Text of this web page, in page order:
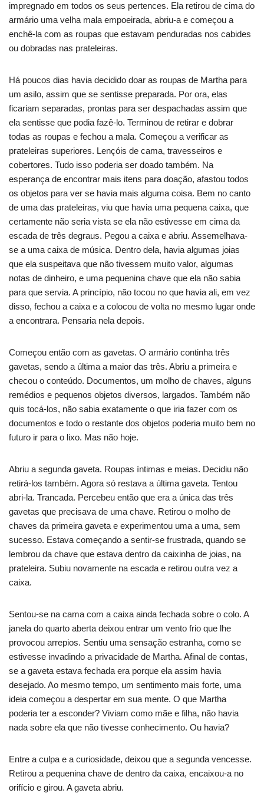
impregnado em todos os seus pertences. Ela retirou de cima do
armário uma velha mala empoeirada, abriu-a e começou a
enchê-la com as roupas que estavam penduradas nos cabides
ou dobradas nas prateleiras.
Há poucos dias havia decidido doar as roupas de Martha para
um asilo, assim que se sentisse preparada. Por ora, elas
ficariam separadas, prontas para ser despachadas assim que
ela sentisse que podia fazê-lo. Terminou de retirar e dobrar
todas as roupas e fechou a mala. Começou a verificar as
prateleiras superiores. Lençóis de cama, travesseiros e
cobertores. Tudo isso poderia ser doado também. Na
esperança de encontrar mais itens para doação, afastou todos
os objetos para ver se havia mais alguma coisa. Bem no canto
de uma das prateleiras, viu que havia uma pequena caixa, que
certamente não seria vista se ela não estivesse em cima da
escada de três degraus. Pegou a caixa e abriu. Assemelhava-
se a uma caixa de música. Dentro dela, havia algumas joias
que ela suspeitava que não tivessem muito valor, algumas
notas de dinheiro, e uma pequenina chave que ela não sabia
para que servia. A princípio, não tocou no que havia ali, em vez
disso, fechou a caixa e a colocou de volta no mesmo lugar onde
a encontrara. Pensaria nela depois.
Começou então com as gavetas. O armário continha três
gavetas, sendo a última a maior das três. Abriu a primeira e
checou o conteúdo. Documentos, um molho de chaves, alguns
remédios e pequenos objetos diversos, largados. Também não
quis tocá-los, não sabia exatamente o que iria fazer com os
documentos e todo o restante dos objetos poderia muito bem no
futuro ir para o lixo. Mas não hoje.
Abriu a segunda gaveta. Roupas íntimas e meias. Decidiu não
retirá-los também. Agora só restava a última gaveta. Tentou
abri-la. Trancada. Percebeu então que era a única das três
gavetas que precisava de uma chave. Retirou o molho de
chaves da primeira gaveta e experimentou uma a uma, sem
sucesso. Estava começando a sentir-se frustrada, quando se
lembrou da chave que estava dentro da caixinha de joias, na
prateleira. Subiu novamente na escada e retirou outra vez a
caixa.
Sentou-se na cama com a caixa ainda fechada sobre o colo. A
janela do quarto aberta deixou entrar um vento frio que lhe
provocou arrepios. Sentiu uma sensação estranha, como se
estivesse invadindo a privacidade de Martha. Afinal de contas,
se a gaveta estava fechada era porque ela assim havia
desejado. Ao mesmo tempo, um sentimento mais forte, uma
ideia começou a despertar em sua mente. O que Martha
poderia ter a esconder? Viviam como mãe e filha, não havia
nada sobre ela que não tivesse conhecimento. Ou havia?
Entre a culpa e a curiosidade, deixou que a segunda vencesse.
Retirou a pequenina chave de dentro da caixa, encaixou-a no
orifício e girou. A gaveta abriu.